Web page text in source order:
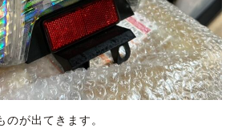
が出てきます。